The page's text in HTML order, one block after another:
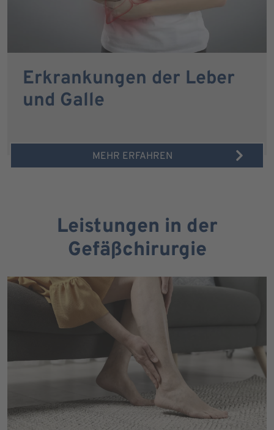
Erkrankungen der Leber
und Galle
MEHR ERFAHREN
Leistungen in der
Gefäßchirurgie